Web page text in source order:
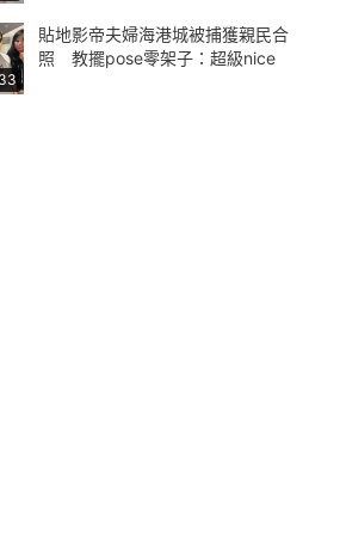
貼地影帝夫婦海港城被捕獲親民合
照 教擺pose零架子：超級nice